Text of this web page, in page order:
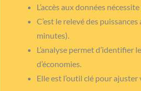
L’accès aux données
C’est le relevé des
minutes).
L’analyse permet
d’économies.
Elle est l’outil clé pour